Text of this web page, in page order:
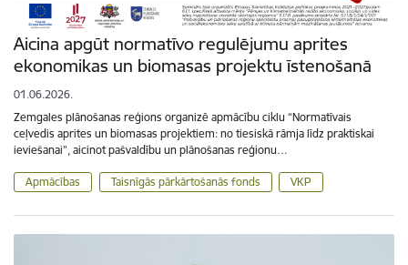
Aicina apgūt normatīvo regulējumu aprites
ekonomikas un biomasas projektu īstenošanā
01.06.2026.
Zemgales plānošanas reģions organizē apmācību ciklu “Normatīvais
ceļvedis aprites un biomasas projektiem: no tiesiskā rāmja līdz praktiskai
ieviešanai”, aicinot pašvaldību un plānošanas reģionu…
Apmācības Taisnīgās pārkārtošanās fonds VKP